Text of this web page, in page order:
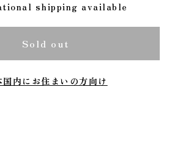
shipping available
Sold out
国内にお住まいの方向け